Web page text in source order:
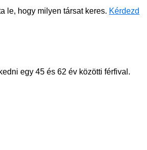
le, hogy milyen társat keres. Kérdezd
egy 45 és 62 év közötti férfival.